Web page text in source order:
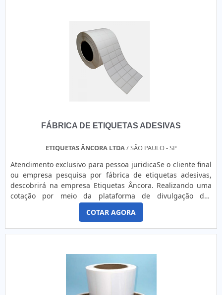
FÁBRICA DE ETIQUETAS ADESIVAS
ETIQUETAS ÂNCORA LTDA/ SÃO PAULO - SP
Atendimento exclusivo para pessoa juridicaSe o cliente final
ou empresa pesquisa por fábrica de etiquetas adesivas,
descobrirá na empresa Etiquetas Âncora. Realizando uma
cotação por meio da plataforma de divulgação das
indústrias e achando a líder em qualidade.MAIS
INFORMAÇÕES INTERESSANTES SOBRE FÁBRICA DE
ETIQUETAS ADESIVASSe alguém procurar por fábrica
etiquetas adesivas comprometida com os serviços, acha a
oferecendo sempre a melhor opção para o cliente
final.Ainda focando na qualidade em fábrica de etiquetas
adesivas, deve-se ter a exatidão em orçar com empresas
COTAR AGORA